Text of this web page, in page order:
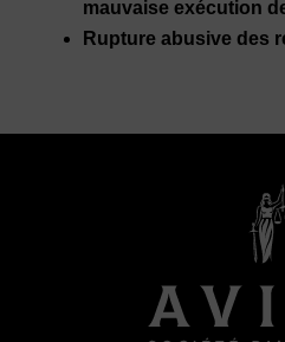
mauvaise exécution
Rupture abusive des